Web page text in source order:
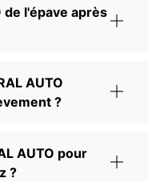
de l'épave après
AUTO
?
AUTO pour
?